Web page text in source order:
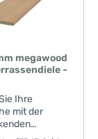
megawood
-
Ihre
mit der
Dynum